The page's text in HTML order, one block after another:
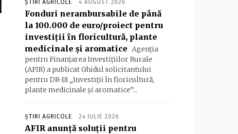
ȘTIRI AGRICOLE 4 AUGUST 2026
Fonduri nerambursabile de până
la 100.000 de euro/proiect pentru
investiţii în floricultură, plante
medicinale şi aromatice Agenţia
pentru Finanţarea Investiţiilor Rurale
(AFIR) a publicat Ghidul solicitantului
pentru DR-18 „Investiţii în floricultură,
plante medicinale şi aromatice”...
ȘTIRI AGRICOLE 24 IULIE 2026
AFIR anunță soluții pentru